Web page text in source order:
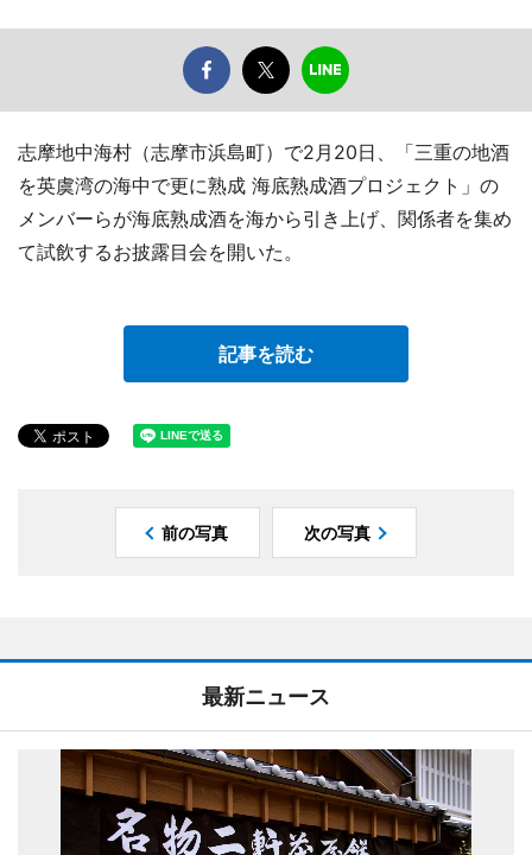
志摩地中海村（志摩市浜島町）で2月20日、「三重の地酒
を英虞湾の海中で更に熟成 海底熟成酒プロジェクト」の
メンバーらが海底熟成酒を海から引き上げ、関係者を集め
て試飲するお披露目会を開いた。
記事を読む
前の写真 次の写真
最新ニュース